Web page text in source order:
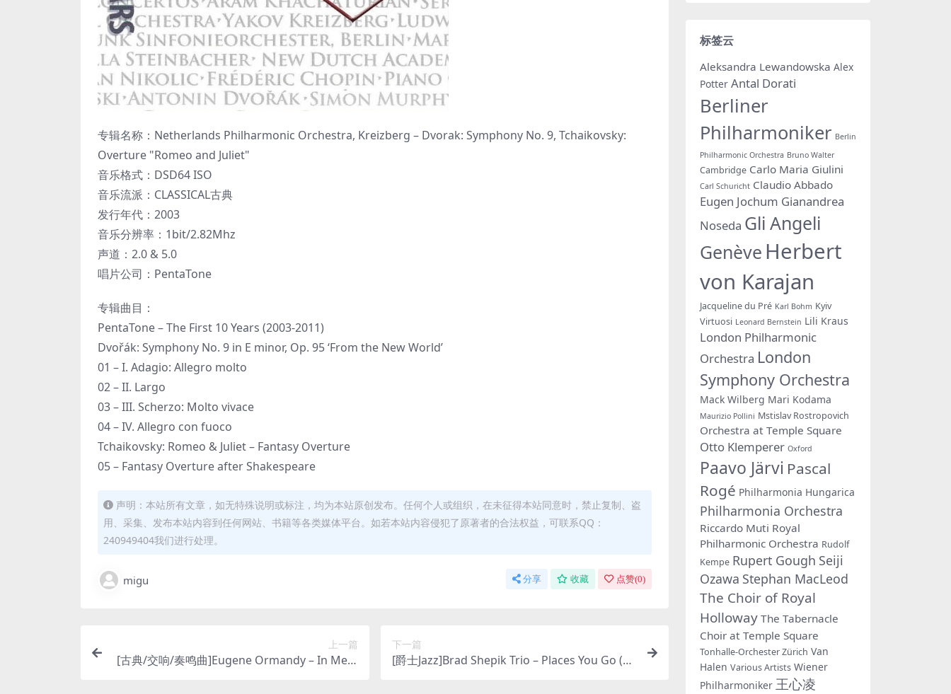
专辑名称：Netherlands Philharmonic Orchestra, Kreizberg – Dvorak: Symphony No. 9, Tchaikovsky:
Overture "Romeo and Juliet"
音乐格式：DSD64 ISO
音乐流派：CLASSICAL古典
发行年代：2003
音乐分辨率：1bit/2.82Mhz
声道：2.0 & 5.0
唱片公司：PentaTone
专辑曲目：
PentaTone – The First 10 Years (2003-2011)
Dvořák: Symphony No. 9 in E minor, Op. 95 ‘From the New World’
01 – I. Adagio: Allegro molto
02 – II. Largo
03 – III. Scherzo: Molto vivace
04 – IV. Allegro con fuoco
Tchaikovsky: Romeo & Juliet – Fantasy Overture
05 – Fantasy Overture after Shakespeare
声明：本站所有文章，如无特殊说明或标注，均为本站原创发布。任何个人或组织，在未征得本站同意时，禁止复制、盗
用、采集、发布本站内容到任何网站、书籍等各类媒体平台。如若本站内容侵犯了原著者的合法权益，可联系QQ：
240949404我们进行处理。
migu 分享 收藏 点赞(0)
上一篇
[古典/交响/奏鸣曲]Eugene Ormandy – In Mem
下一篇
[爵士Jazz]Brad Shepik Trio – Places You Go (20
标签云
Aleksandra Lewandowska Alex
Potter Antal Dorati
Berliner
Philharmoniker Berlin
Philharmonic Orchestra Bruno Walter
Cambridge Carlo Maria Giulini
Carl Schuricht Claudio Abbado
Eugen Jochum Gianandrea
Noseda Gli Angeli
Genève Herbert
von Karajan
Jacqueline du Pré Karl Bohm Kyiv
Virtuosi Leonard Bernstein Lili Kraus
London Philharmonic
Orchestra London
Symphony Orchestra
Mack Wilberg Mari Kodama
Maurizio Pollini Mstislav Rostropovich
Orchestra at Temple Square
Otto Klemperer Oxford
Paavo Järvi Pascal
Rogé Philharmonia Hungarica
Philharmonia Orchestra
Riccardo Muti Royal
Philharmonic Orchestra Rudolf
Kempe Rupert Gough Seiji
Ozawa Stephan MacLeod
The Choir of Royal
Holloway The Tabernacle
Choir at Temple Square
Tonhalle-Orchester Zürich Van
Halen Various Artists Wiener
Philharmoniker 王心凌